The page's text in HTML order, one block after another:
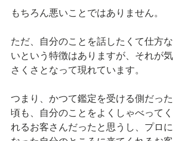
もちろん悪いことではありません。
ただ、自分のことを話したくて仕方な
いという特徴はありますが、それが気
さくさとなって現れています。
つまり、かつて鑑定を受ける側だった
頃も、自分のことをよくしゃべってく
れるお客さんだったと思うし、プロに